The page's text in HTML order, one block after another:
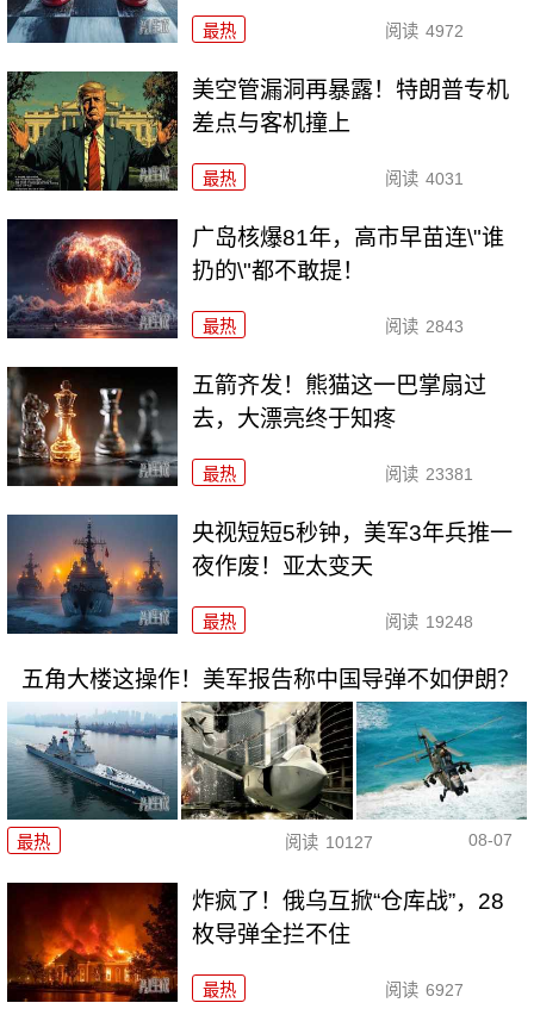
最热 阅读 4972
美空管漏洞再暴露！特朗普专机
差点与客机撞上
最热 阅读 4031
广岛核爆81年，高市早苗连\"谁
扔的\"都不敢提！
最热 阅读 2843
五箭齐发！熊猫这一巴掌扇过
去，大漂亮终于知疼
最热 阅读 23381
央视短短5秒钟，美军3年兵推一
夜作废！亚太变天
最热 阅读 19248
五角大楼这操作！美军报告称中国导弹不如伊朗？
最热 阅读 10127 08-07
炸疯了！俄乌互掀“仓库战”，28
枚导弹全拦不住
最热 阅读 6927